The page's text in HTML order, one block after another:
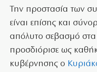
Την προστασία των
είναι επίσης και
απόλυτο σεβασμό
προσδιόρισε ως
κυβέρνησης ο